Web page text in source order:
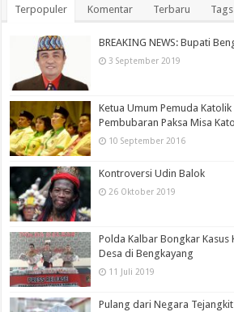
Terpopuler Komentar Terbaru Tags
BREAKING NEWS: Bupati
3 September 2019
Ketua Umum Pemuda
Pembubaran Paksa Misa
10 September 2016
Kontroversi Udin Balok
26 Oktober 2019
Polda Kalbar Bongkar
Desa di Bengkayang
11 Juli 2019
Pulang dari Negara